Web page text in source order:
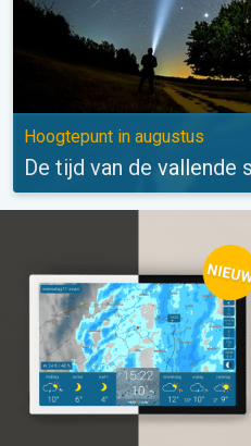
Hoogtepunt in augustus
De tijd van de vallende